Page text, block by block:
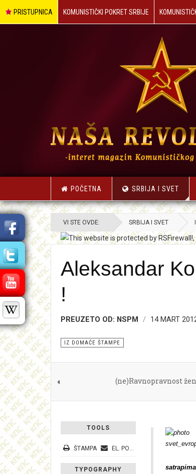
PRISTUPNICA KOMUNISTIČKI POKRET SRBIJE
POČETNA SRBIJA I SVET
VI STE OVDE: SRBIJA I SVET
Aleksandar
!
PREUZETO OD: NSPM 14 MART
IZ DOMAĆE ŠTAMPE
(ne)Ravnopravnost
TOOLS
ŠTAMPA EL. POŠTA
TYPOGRAPHY